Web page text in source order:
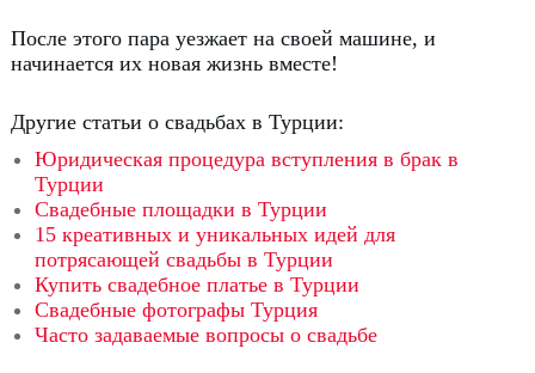
После этого пара уезжает на своей машине, и
начинается их новая жизнь вместе!
Другие статьи о свадьбах в Турции:
Юридическая процедура вступления в брак в
Турции
Свадебные площадки в Турции
15 креативных и уникальных идей для
потрясающей свадьбы в Турции
Купить свадебное платье в Турции
Свадебные фотографы Турция
Часто задаваемые вопросы о свадьбе